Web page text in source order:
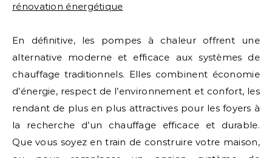
rénovation énergétique
En définitive, les pompes à chaleur offrent une
alternative moderne et efficace aux systèmes de
chauffage traditionnels. Elles combinent économie
d’énergie, respect de l’environnement et confort, les
rendant de plus en plus attractives pour les foyers à
la recherche d’un chauffage efficace et durable.
Que vous soyez en train de construire votre maison,